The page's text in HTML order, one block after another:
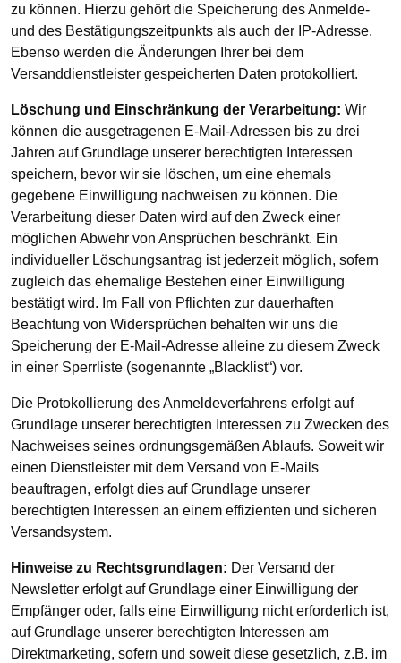
zu können. Hierzu gehört die Speicherung des Anmelde-
und des Bestätigungszeitpunkts als auch der IP-Adresse.
Ebenso werden die Änderungen Ihrer bei dem
Versanddienstleister gespeicherten Daten protokolliert.
Löschung und Einschränkung der Verarbeitung: Wir
können die ausgetragenen E-Mail-Adressen bis zu drei
Jahren auf Grundlage unserer berechtigten Interessen
speichern, bevor wir sie löschen, um eine ehemals
gegebene Einwilligung nachweisen zu können. Die
Verarbeitung dieser Daten wird auf den Zweck einer
möglichen Abwehr von Ansprüchen beschränkt. Ein
individueller Löschungsantrag ist jederzeit möglich, sofern
zugleich das ehemalige Bestehen einer Einwilligung
bestätigt wird. Im Fall von Pflichten zur dauerhaften
Beachtung von Widersprüchen behalten wir uns die
Speicherung der E-Mail-Adresse alleine zu diesem Zweck
in einer Sperrliste (sogenannte „Blacklist“) vor.
Die Protokollierung des Anmeldeverfahrens erfolgt auf
Grundlage unserer berechtigten Interessen zu Zwecken des
Nachweises seines ordnungsgemäßen Ablaufs. Soweit wir
einen Dienstleister mit dem Versand von E-Mails
beauftragen, erfolgt dies auf Grundlage unserer
berechtigten Interessen an einem effizienten und sicheren
Versandsystem.
Hinweise zu Rechtsgrundlagen: Der Versand der
Newsletter erfolgt auf Grundlage einer Einwilligung der
Empfänger oder, falls eine Einwilligung nicht erforderlich ist,
auf Grundlage unserer berechtigten Interessen am
Direktmarketing, sofern und soweit diese gesetzlich, z.B. im